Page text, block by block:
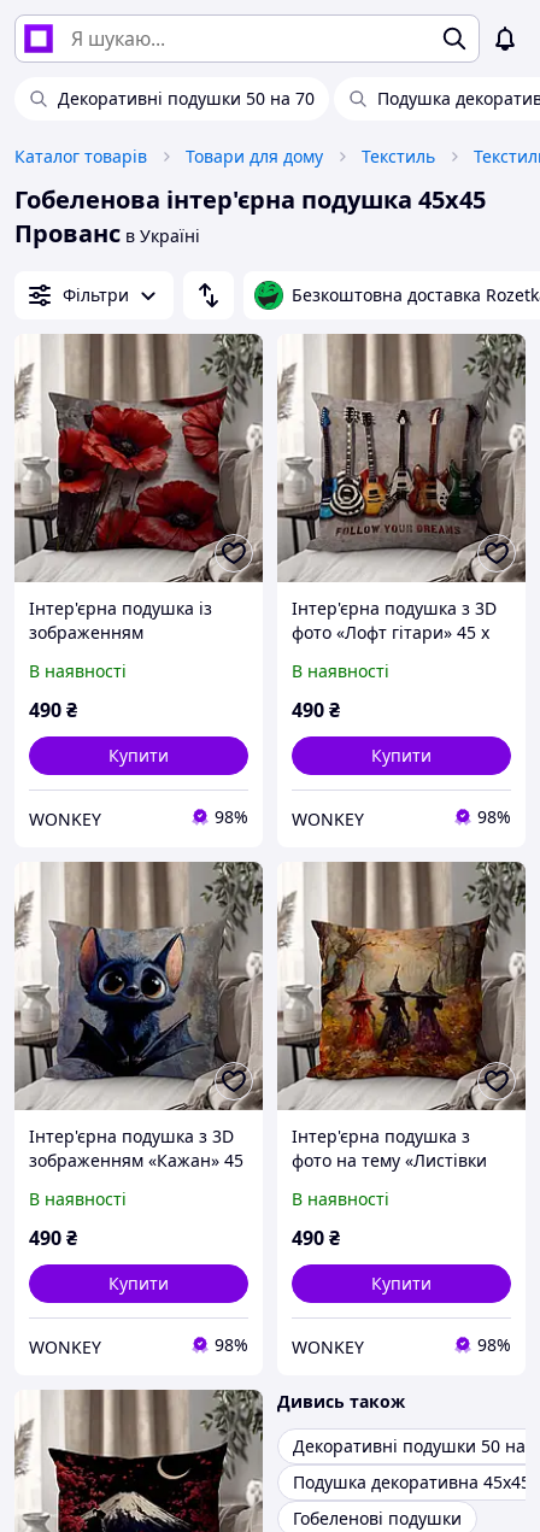
Декоративні подушки 50 на 70 Подушка
Каталог товарів Товари для дому Текстиль
Гобеленова інтер'єрна подушка 45х45
Прованс в Україні
Фільтри Безкоштовна доставка
Інтер'єрна подушка із
зображенням
маки" 45 х 45 см
1329545UA
В наявності
490₴
Купити
WONKEY 98%
Інтер'єрна подушка з 3D
фото «Лофт гітари» 45 х
В наявності
490₴
Купити
WONKEY 98%
Інтер'єрна подушка з 3D
зображенням «Кажан» 45
В наявності
490₴
Купити
WONKEY 98%
Інтер'єрна подушка з
фото на тему «Листівки
1327845UA
В наявності
490₴
Купити
WONKEY 98%
Дивись також
Декоративні подушки 50 на
Подушка декоративна 45х45
Гобеленові подушки